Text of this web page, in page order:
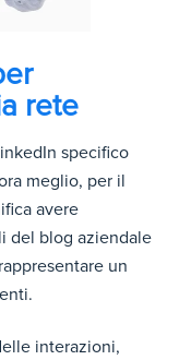
rete
specifico
meglio, per il
avere
del blog aziendale
un
interazioni,